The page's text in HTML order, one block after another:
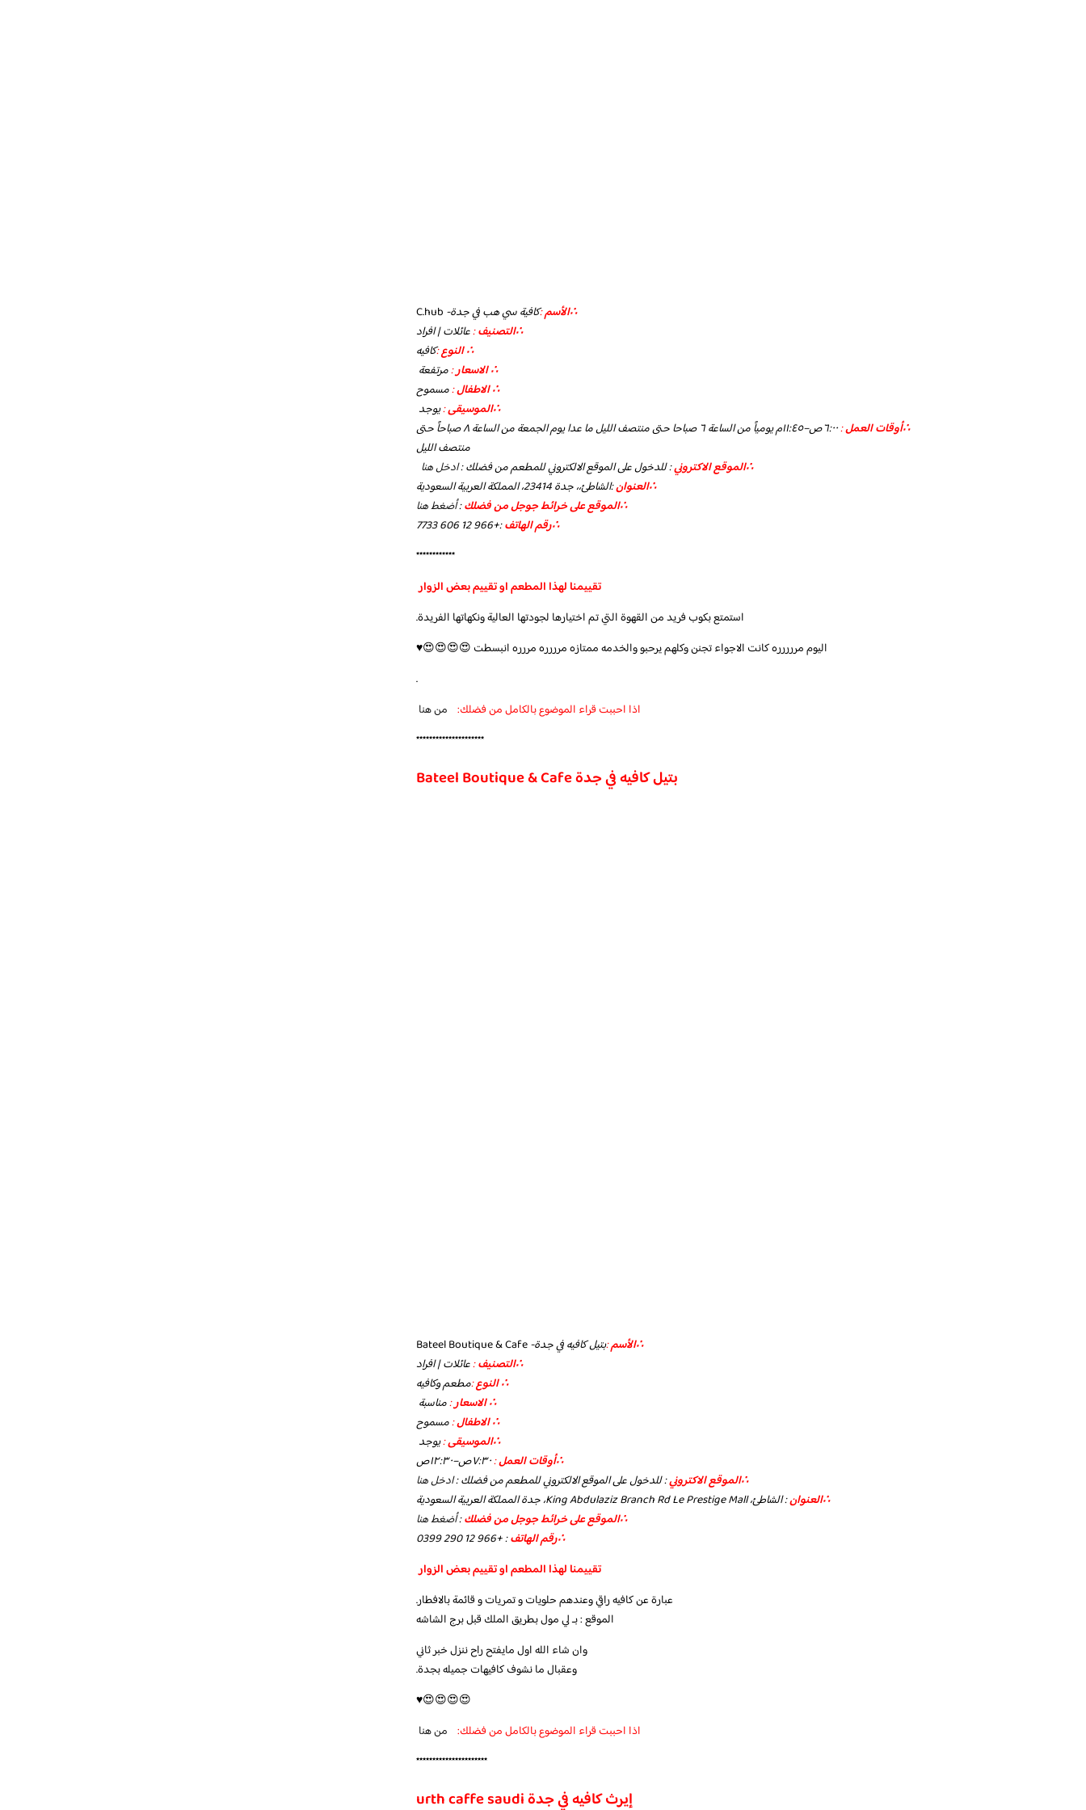
∴الأسم:كافية سي هب في جدة- C.hub
∴التصنيف:عائلات | افراد
∴ النوع:كافيه
∴ الاسعار:مرتفعة
∴ الاطفال:مسموح
∴الموسيقى:يوجد
‏∴أوقات العمل:
٦:٠٠ص–١١:٤٥م يومياً من الساعة ٦ صباحا حتى منتصف الليل ما عدا يوم الجمعة من الساعة ٨ صباحاً حتى
منتصف الليل
∴الموقع الاكتروني: للدخول على الموقع الالكتروني للمطعم من فضلك :ادخل هنا
∴العنوان:الشاطئ،، جدة 23414، المملكة العربية السعودية
∴الموقع على خرائط جوجل من فضلك:أضغط هنا
∴رقم الهاتف:+966 12 606 7733
************
تقييمنا لهذا المطعم او تقييم بعض الزوار
استمتع بكوب فريد من القهوة التي تم اختيارها لجودتها العالية ونكهاتها الفريدة.
اليوم مررررره كانت الاجواء تجنن وكلهم يرحبو والخدمه ممتازه مرررره مررره انبسطت 😍😍😍😍♥️
.
اذا احببت قراء الموضوع بالكامل من فضلك: من هنا
*********************
بتيل كافيه في جدة Bateel Boutique & Cafe
∴الأسم:بتيل كافيه في جدة-Bateel Boutique & Cafe
∴التصنيف:عائلات | افراد
∴ النوع:مطعم وكافيه
∴ الاسعار:مناسبة
∴ الاطفال:مسموح
∴الموسيقى:يوجد
‏∴أوقات العمل:٧:٣٠ص–١٢:٣٠ص
∴الموقع الاكتروني: للدخول على الموقع الالكتروني للمطعم من فضلك :ادخل هنا
∴العنوان: الشاطئ، King Abdulaziz Branch Rd Le Prestige Mall، جدة المملكة العربية السعودية
∴الموقع على خرائط جوجل من فضلك:أضغط هنا
∴رقم الهاتف: +966 12 290 0399
تقييمنا لهذا المطعم او تقييم بعض الزوار
عبارة عن كافيه راقي وعندهم حلويات و تمريات و قائمة بالافطار.
الموقع : بـ لي مول بطريق الملك قبل برج الشاشه
وان شاء الله اول مايفتح راح ننزل خبر ثاني
وعقبال ما نشوف كافيهات جميله بجدة.
😍😍😍😍♥️
اذا احببت قراء الموضوع بالكامل من فضلك: من هنا
**********************
إيرث كافيه في جدة urth caffe saudi